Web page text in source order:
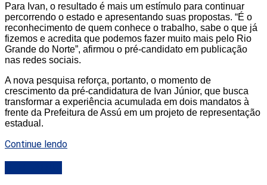
Para Ivan, o resultado é mais um estímulo para continuar
percorrendo o estado e apresentando suas propostas. “É o
reconhecimento de quem conhece o trabalho, sabe o que já
fizemos e acredita que podemos fazer muito mais pelo Rio
Grande do Norte”, afirmou o pré-candidato em publicação
nas redes sociais.
A nova pesquisa reforça, portanto, o momento de
crescimento da pré-candidatura de Ivan Júnior, que busca
transformar a experiência acumulada em dois mandatos à
frente da Prefeitura de Assú em um projeto de representação
estadual.
Continue lendo